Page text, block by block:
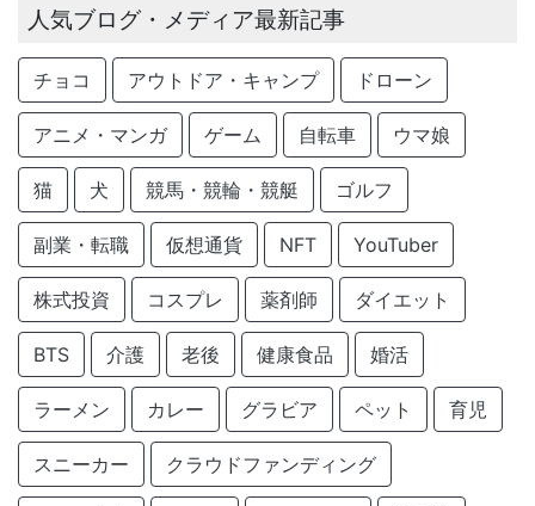
人気ブログ・メディア最新記事
チョコ アウトドア・キャンプ ドローン
アニメ・マンガ ゲーム 自転車 ウマ娘
猫 犬 競馬・競輪・競艇 ゴルフ
副業・転職 仮想通貨 NFT YouTuber
株式投資 コスプレ 薬剤師 ダイエット
BTS 介護 老後 健康食品 婚活
ラーメン カレー グラビア ペット 育児
スニーカー クラウドファンディング